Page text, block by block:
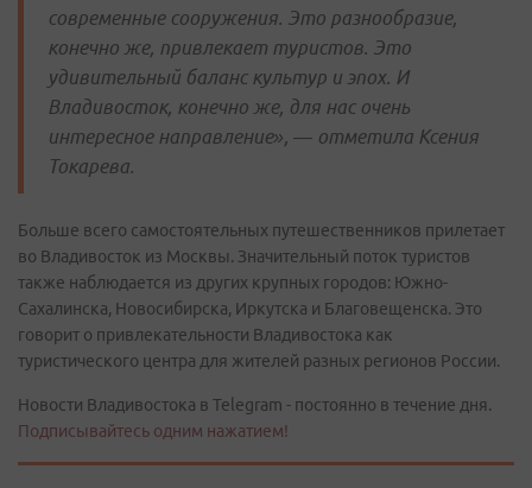
современные сооружения. Это разнообразие,
конечно же, привлекает туристов. Это
удивительный баланс культур и эпох. И
Владивосток, конечно же, для нас очень
интересное направление», — отметила Ксения
Токарева.
Больше всего самостоятельных путешественников прилетает
во Владивосток из Москвы. Значительный поток туристов
также наблюдается из других крупных городов: Южно-
Сахалинска, Новосибирска, Иркутска и Благовещенска. Это
говорит о привлекательности Владивостока как
туристического центра для жителей разных регионов России.
Новости Владивостока в Telegram - постоянно в течение дня.
Подписывайтесь одним нажатием!